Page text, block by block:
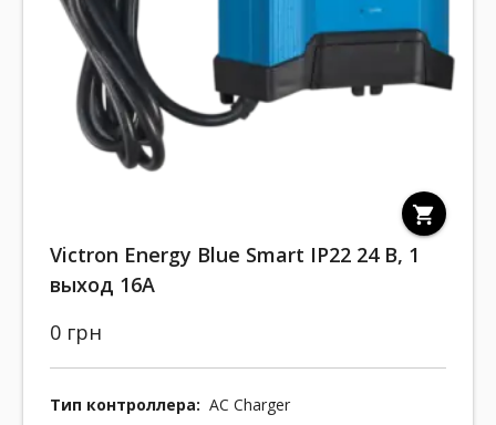
shopping_cart
Victron Energy Blue Smart IP22 24 В, 1
выход 16A
0 грн
Тип контроллера: AC Charger